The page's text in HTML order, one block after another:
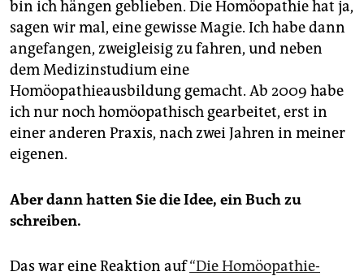
bin ich hängen geblieben. Die Homöopathie hat ja,
sagen wir mal, eine gewisse Magie. Ich habe dann
angefangen, zweigleisig zu fahren, und neben
dem Medizinstudium eine
Homöopathieausbildung gemacht. Ab 2009 habe
ich nur noch homöopathisch gearbeitet, erst in
einer anderen Praxis, nach zwei Jahren in meiner
eigenen.
Aber dann hatten Sie die Idee, ein Buch zu
schreiben.
Das war eine Reaktion auf“Die Homöopathie-